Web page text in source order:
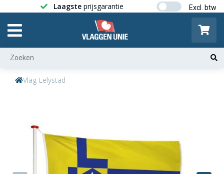
Laagste prijsgarantie Gratis
Vlag Lelystad